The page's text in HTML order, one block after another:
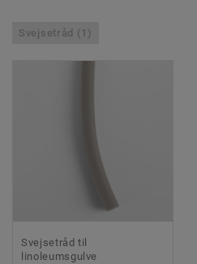
Svejsetråd (1)
Svejsetråd til
linoleumsgulve